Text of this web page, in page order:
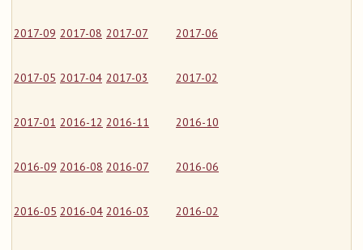
2017-09 2017-08 2017-07 2017-06
2017-05 2017-04 2017-03 2017-02
2017-01 2016-12 2016-11 2016-10
2016-09 2016-08 2016-07 2016-06
2016-05 2016-04 2016-03 2016-02